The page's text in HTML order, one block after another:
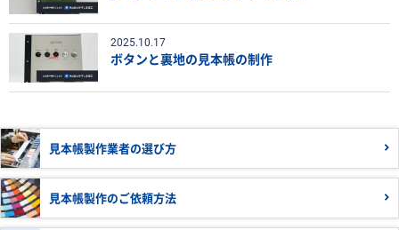
2025.10.17
ボタンと裏地の見本帳の制作
見本帳製作業者の選び方
見本帳製作のご依頼方法